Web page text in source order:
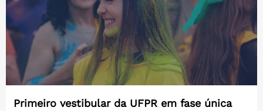
Primeiro vestibular da UFPR em fase única